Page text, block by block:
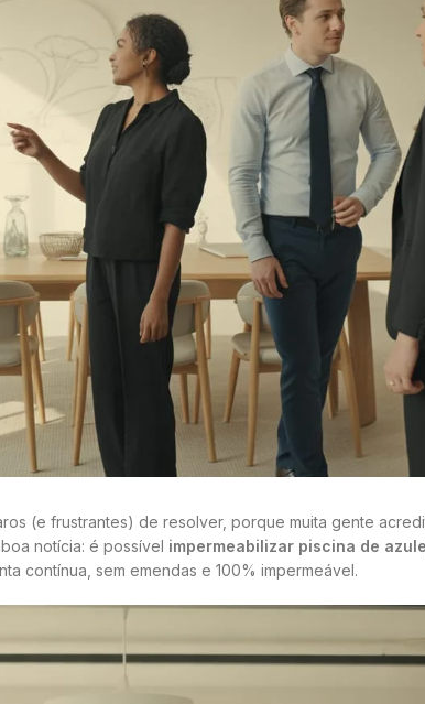
(e frustrantes) de resolver, porque muita gente
notícia: é possível impermeabilizar piscina de
contínua, sem emendas e 100% impermeável.